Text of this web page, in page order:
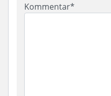
Kommentar*